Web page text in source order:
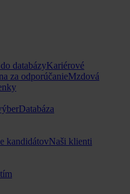
databázyKariérové
za odporúčanieMzdová
Databáza
kandidátovNaši klienti